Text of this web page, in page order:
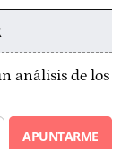
análisis de los
APUNTARME